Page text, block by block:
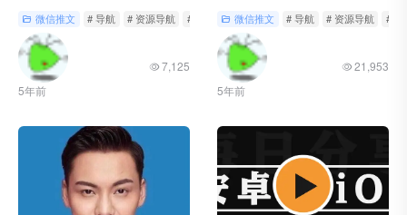
微信推文 # 导航 # 资源导航 # 轻工具
5年前
7,125
微信推文 # 导航 # 资源导航 # 轻
5年前
21,953